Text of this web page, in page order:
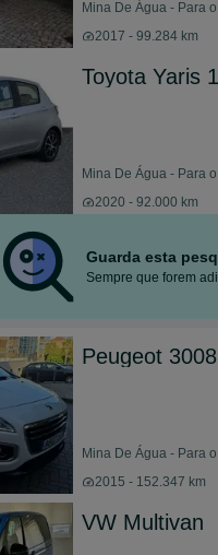
Mina De Água - Para
2017 - 99.284 km
Toyota Yaris
Mina De Água - Para
2020 - 92.000 km
Guarda esta
Sempre que forem
Peugeot
Mina De Água - Para
2015 - 152.347 km
VW Multivan